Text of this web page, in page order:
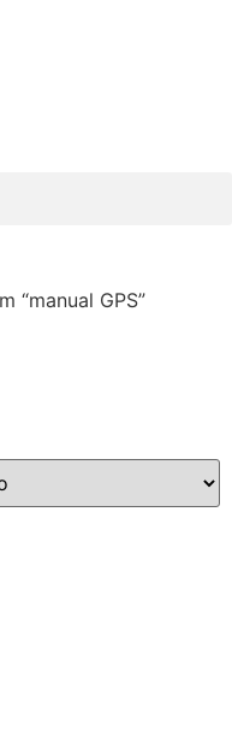
“manual GPS”